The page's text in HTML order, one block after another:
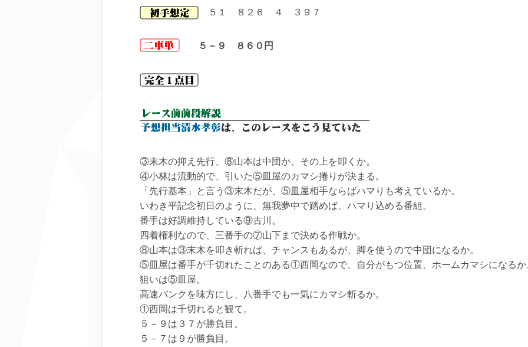
５１ ８２６ ４ ３９７
５－９ ８６０円
③末木の抑え先行、⑧山本は中団か、その上を叩くか。
④小林は流動的で、引いた⑤皿屋のカマシ捲りが決まる。
「先行基本」と言う③末木だが、⑤皿屋相手ならばハマりも考えているか。
いわき平記念初日のように、無我夢中で踏めば、ハマり込める番組。
番手は好調維持している⑨古川。
四着権利なので、三番手の⑦山下まで決める作戦か。
⑧山本は③末木を叩き斬れば、チャンスもあるが、脚を使うので中団になるか。
⑤皿屋は番手が千切れたことのある①西岡なので、自分がもつ位置、ホームカマシになるか
狙いは⑤皿屋。
高速バンクを味方にし、八番手でも一気にカマシ斬るか。
①西岡は千切れると観て。
５－９は３７が勝負目。
５－７は９が勝負目。